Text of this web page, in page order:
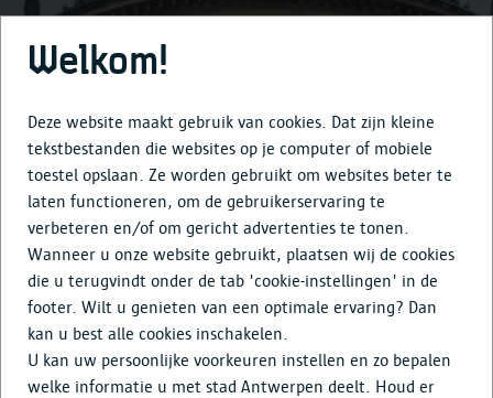
Bourlaschouwburg
Over
Tijdlijn
Doe mee
Restauratie en aanpassingswerken
Welkom!
Deze website maakt gebruik van cookies. Dat zijn kleine
tekstbestanden die websites op je computer of mobiele
toestel opslaan. Ze worden gebruikt om websites beter te
laten functioneren, om de gebruikerservaring te
verbeteren en/of om gericht advertenties te tonen.
Wanneer u onze website gebruikt, plaatsen wij de cookies
die u terugvindt onder de tab 'cookie-instellingen' in de
footer. Wilt u genieten van een optimale ervaring? Dan
kan u best alle cookies inschakelen.
U kan uw persoonlijke voorkeuren instellen en zo bepalen
welke informatie u met stad Antwerpen deelt. Houd er